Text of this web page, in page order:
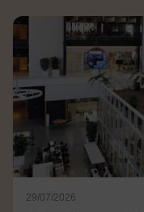
29/07/2026